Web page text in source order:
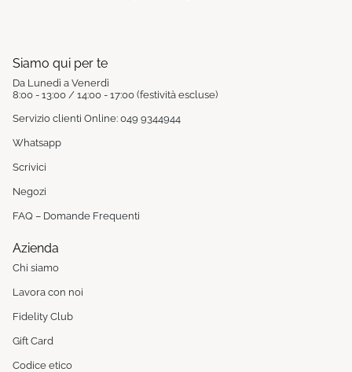
Siamo qui per te
Da Lunedì a Venerdì
8:00 - 13:00 / 14:00 - 17:00 (festività escluse)
Servizio clienti Online: 049 9344944
Whatsapp
Scrivici
Negozi
FAQ – Domande Frequenti
Azienda
Chi siamo
Lavora con noi
Fidelity Club
Gift Card
Codice etico